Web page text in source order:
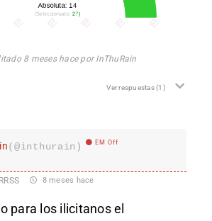
8 meses hace por InThuRain
Ver respuestas(1)
(@inthurain) EM Off
8 meses hace
para los ilicitanos el